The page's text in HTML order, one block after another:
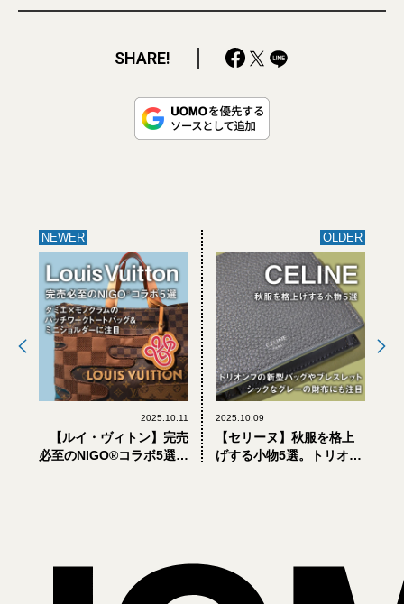
SHARE!
NEWER
2025.10.11
【ルイ・ヴィトン】完売
必至のNIGO®コラボ5選。
OLDER
2025.10.09
【セリーヌ】秋服を格上
げする小物5選。トリオン